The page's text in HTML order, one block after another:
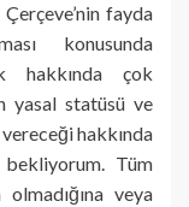
fayda
konusunda
hakkında çok
yasal statüsü ve
hakkında
bekliyorum. Tüm
veya